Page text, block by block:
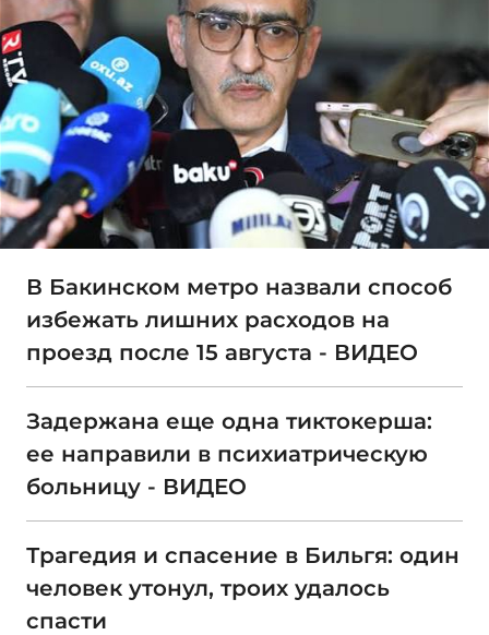
В Бакинском метро назвали способ
избежать лишних расходов на
проезд после 15 августа - ВИДЕО
Задержана еще одна тиктокерша:
ее направили в психиатрическую
больницу - ВИДЕО
Трагедия и спасение в Бильгя: один
человек утонул, троих удалось
спасти